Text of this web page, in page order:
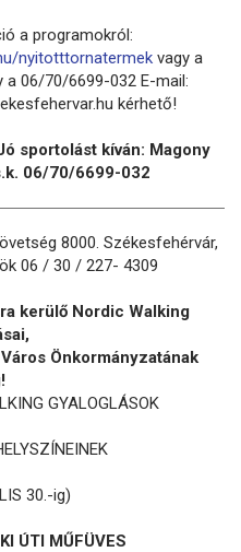
a programokról:
nyitotttornatermekvagy a
a 06/70/6699-032 E-mail:
kérhető!
sportolást kíván: Magony
06/70/6699-032
8000. Székesfehérvár,
06 / 30 / 227- 4309
kerülő Nordic Walking
Önkormányzatának
GYALOGLÁSOK
30.-ig)
ÚTI MŰFÜVES